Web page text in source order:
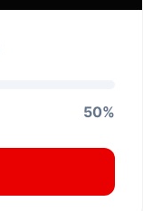
50%